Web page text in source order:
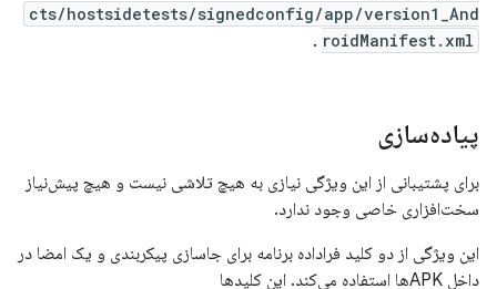
cts/hostsidetests/signedconfig/app/version1_And
roidManifest.xml
.
پیاده‌سازی
برای پشتیبانی از این ویژگی نیازی به هیچ تلاشی نیست و هیچ پیش‌نیاز
سخت‌افزاری خاصی وجود ندارد.
این ویژگی از دو کلید فراداده برنامه برای جاسازی پیکربندی و یک امضا در
داخل APKها استفاده می‌کند. این کلیدها